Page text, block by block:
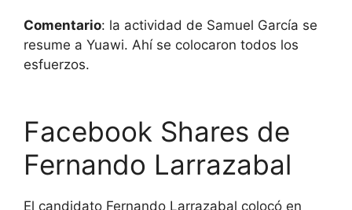
Comentario: la actividad de Samuel García se
resume a Yuawi. Ahí se colocaron todos los
esfuerzos.
Facebook Shares de
Fernando Larrazabal
El candidato Fernando Larrazabal colocó en